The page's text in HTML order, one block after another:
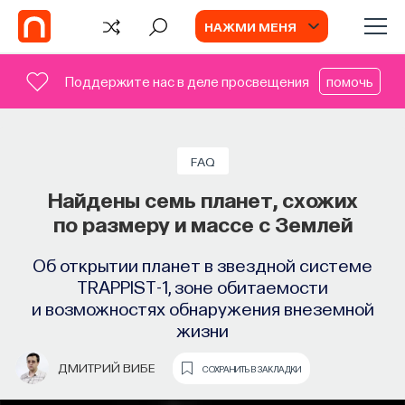
НАЖМИ МЕНЯ
Поддержите нас в деле просвещения помочь
FAQ
Найдены семь планет, схожих
по размеру и массе с Землей
Об открытии планет в звездной системе
TRAPPIST-1, зоне обитаемости
и возможностях обнаружения внеземной
жизни
ДМИТРИЙ ВИБЕ СОХРАНИТЬ В ЗАКЛАДКИ
Философский поиск: начала
Как философия помогает составлять
собственное мнение о происходящем
ПОСТНАУКА СОХРАНИТЬ В ЗАКЛАДКИ